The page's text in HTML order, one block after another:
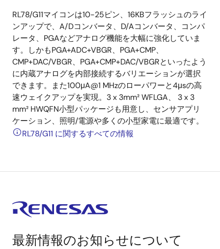
RL78/G11マイコンは10-25ピン、16KBフラッシュのライ
ンアップで、A/Dコンバータ、D/Aコンバータ、コンパ
レータ、PGAなどアナログ機能を大幅に強化していま
す。しかもPGA+ADC+VBGR、PGA+CMP、
CMP+DAC/VBGR、PGA+CMP+DAC/VBGRといったよう
に内蔵アナログを内部接続するバリエーションが選択
できます。また100μA@1 MHzのローパワーと4μsの高
速ウェイクアップを実現。3 x 3mm² WFLGA、 3 x 3
mm² HWQFN小型パッケージも用意し、センサアプリ
ケーション、照明/電源や多くの小型家電に最適です。
RL78/G11 に関するすべての情報
最新情報のお知らせについて